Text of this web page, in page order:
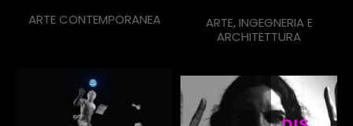
ARTE CONTEMPORANEA
ARTE, INGEGNERIA E
ARCHITETTURA